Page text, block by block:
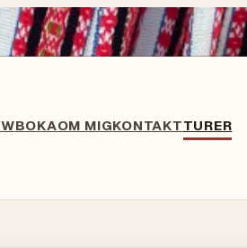
BOKAOM MIGKONTAKTTURER